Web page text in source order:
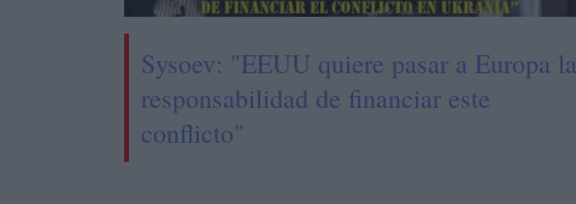
Sysoev: "EEUU quiere pasar a Europa la
responsabilidad de financiar este
conflicto"